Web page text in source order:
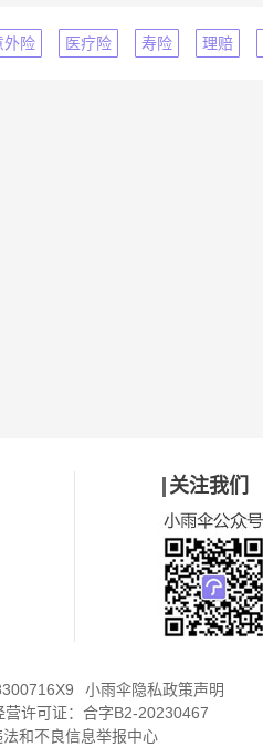
外险 医疗险 寿险 理赔
关注我们
小雨伞隐私政策声明
许可证： 合字B2-20230467
法和不良信息举报中心